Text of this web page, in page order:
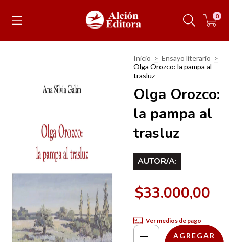
0
Inicio > Ensayo literario >
Olga Orozco: la pampa al
trasluz
Olga Orozco:
la pampa al
trasluz
AUTOR/A:
$33.000,00
Ver medios de pago